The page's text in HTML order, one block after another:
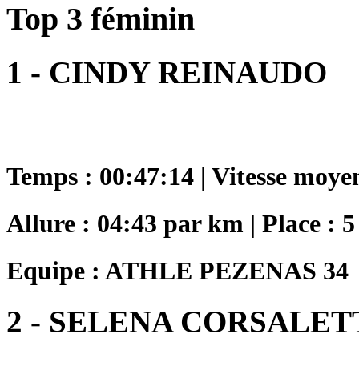
Top 3 féminin
1 - CINDY REINAUDO
Temps : 00:47:14 | Vitesse
Allure : 04:43 par km | Place : 5
Equipe : ATHLE PEZENAS 34
2 - SELENA